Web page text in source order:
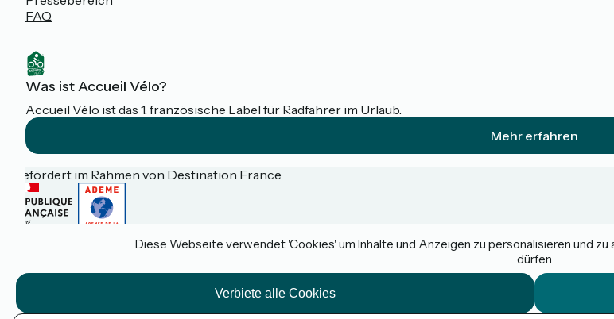
FAQ
Was ist Accueil Vélo?
Accueil Vélo ist das 1. französische Label für Radfahrer im Urlaub.
Mehr erfahren
Gefördert im Rahmen von Destination France
Plan du site
Kontakt
Diese Webseite verwendet 'Cookies' um Inhalte und Anzeigen zu personalisieren und
dürfen
Verbiete alle Cookies